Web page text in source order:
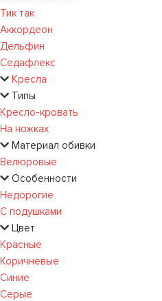
Тик так
Аккордеон
Дельфин
Седафлекс
Кресла
Типы
Кресло-кровать
На ножках
Материал обивки
Велюровые
Особенности
Недорогие
С подушками
Цвет
Красные
Коричневые
Синие
Серые